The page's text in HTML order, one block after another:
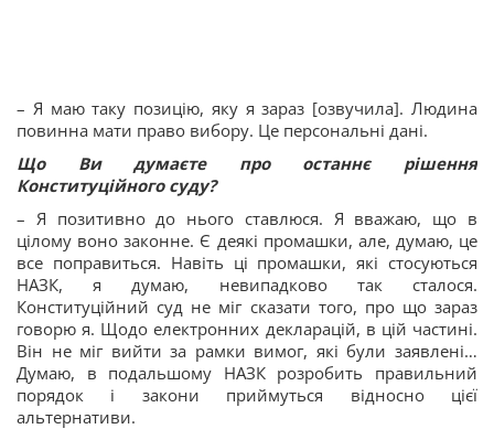
– Я маю таку позицію, яку я зараз [озвучила]. Людина
повинна мати право вибору. Це персональні дані.
Що Ви думаєте про останнє рішення
Конституційного суду?
– Я позитивно до нього ставлюся. Я вважаю, що в
цілому воно законне. Є деякі промашки, але, думаю, це
все поправиться. Навіть ці промашки, які стосуються
НАЗК, я думаю, невипадково так сталося.
Конституційний суд не міг сказати того, про що зараз
говорю я. Щодо електронних декларацій, в цій частині.
Він не міг вийти за рамки вимог, які були заявлені…
Думаю, в подальшому НАЗК розробить правильний
порядок і закони приймуться відносно цієї
альтернативи.